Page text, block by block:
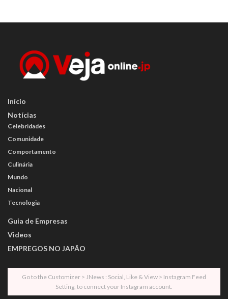
Início
Notícias
Celebridades
Comunidade
Comportamento
Culinária
Mundo
Nacional
Tecnologia
Guia de Empresas
Videos
EMPREGOS NO JAPÃO
Go to the Customizer > JNews : Social, Like & View > Instagram Feed
Setting, to connect your Instagram account.